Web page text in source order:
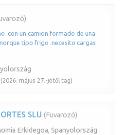
.con un camion formado de una
tipo frigo .necesito cargas
(2026. május 27.-jétől tag)
SLU (Fuvarozó)
Erkidegoa, Spanyolország